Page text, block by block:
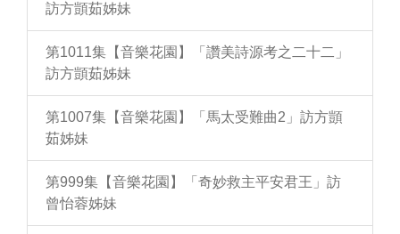
訪方顗茹姊妹
第1011集【音樂花園】「讚美詩源考之二十二」
訪方顗茹姊妹
第1007集【音樂花園】「馬太受難曲2」訪方顗
茹姊妹
第999集【音樂花園】「奇妙救主平安君王」訪
曾怡蓉姊妹